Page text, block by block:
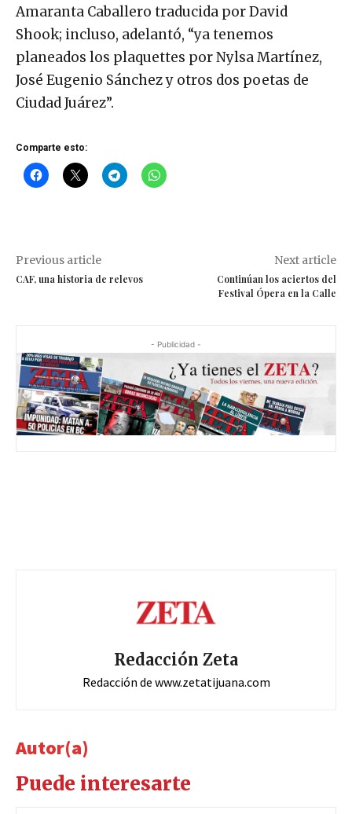
Comparte esto:
Previous article
CAF, una historia de relevos
Next article
Continúan los aciertos del
Festival Ópera en la Calle
- Publicidad -
Redacción Zeta
Redacción de www.zetatijuana.com
Autor(a)
Puede interesarte